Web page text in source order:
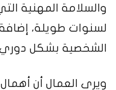
والسلامة المهنية
لسنوات طويلة،
الشخصية بشكل
ويرى العمال أن